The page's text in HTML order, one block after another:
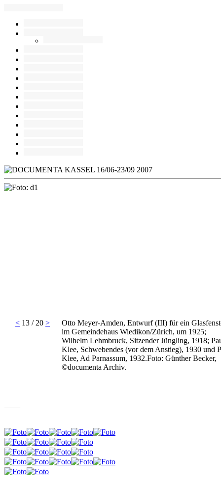
< 13 / 20 >
Otto Meyer-Amden, Entwurf (III) für ein
im Gemeindehaus Wiedikon/Zürich, um 1925;
Wilhelm Lehmbruck, Sitzender Jüngling, 1918;
Klee, Schwebendes (vor dem Anstieg), 1930 und
Klee, Ad Parnassum, 1932.Foto: Günther Becker,
©documenta Archiv.